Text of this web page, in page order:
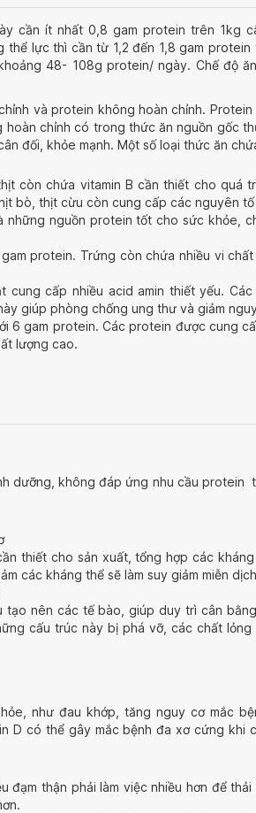
cần ít nhất 0,8 gam protein trên 1kg
lực thì cần từ 1,2 đến 1,8 gam
48- 108g protein/ ngày. Chế độ
và protein không hoàn chỉnh.
chỉnh có trong thức ăn nguồn gốc
đối, khỏe mạnh. Một số loại thức ăn
còn chứa vitamin B cần thiết cho quá
bò, thịt cừu còn cung cấp các nguyên
những nguồn protein tốt cho sức khỏe,
protein. Trứng còn chứa nhiều vi
cung cấp nhiều acid amin thiết yếu.
giúp phòng chống ung thư và giảm
6 gam protein. Các protein được cung
lượng cao.
dưỡng, không đáp ứng nhu cầu protein
thiết cho sản xuất, tổng hợp các
các kháng thể sẽ làm suy giảm miễn
tạo nên các tế bào, giúp duy trì cân
cấu trúc này bị phá vỡ, các chất
như đau khớp, tăng nguy cơ mắc
D có thể gây mắc bệnh đa xơ cứng khi
đạm thận phải làm việc nhiều hơn để